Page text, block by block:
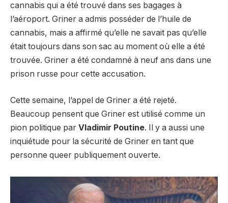
cannabis qui a été trouvé dans ses bagages à
l’aéroport. Griner a admis posséder de l’huile de
cannabis, mais a affirmé qu’elle ne savait pas qu’elle
était toujours dans son sac au moment où elle a été
trouvée. Griner a été condamné à neuf ans dans une
prison russe pour cette accusation.
Cette semaine, l’appel de Griner a été rejeté.
Beaucoup pensent que Griner est utilisé comme un
pion politique par Vladimir Poutine. Il y a aussi une
inquiétude pour la sécurité de Griner en tant que
personne queer publiquement ouverte.